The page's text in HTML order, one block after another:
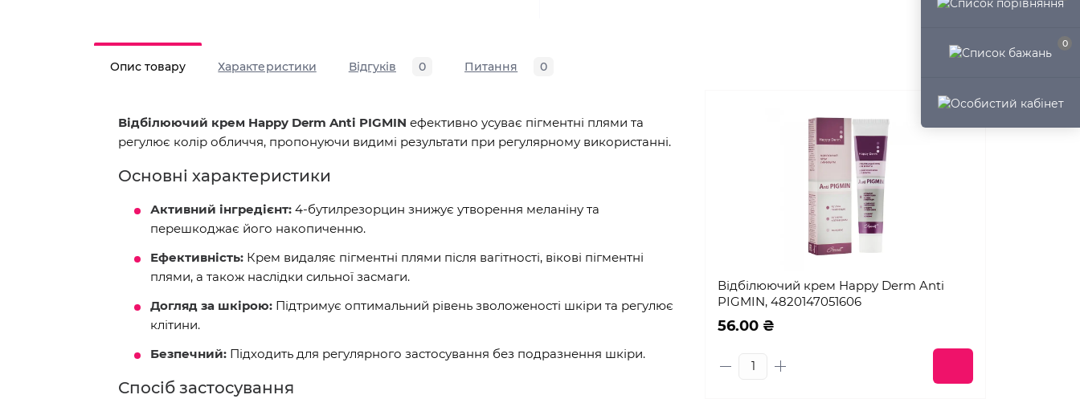
0
Опис товару Характеристики Відгуків 0 Питання 0
Відбілюючий крем Happy Derm Anti PIGMIN ефективно усуває пігментні плями та
регулює колір обличчя, пропонуючи видимі результати при регулярному використанні.
Основні характеристики
Активний інгредієнт: 4-бутилрезорцин знижує утворення меланіну та
перешкоджає його накопиченню.
Ефективність: Крем видаляє пігментні плями після вагітності, вікові пігментні
плями, а також наслідки сильної засмаги.
Догляд за шкірою: Підтримує оптимальний рівень зволоженості шкіри та регулює
клітини.
Безпечний: Підходить для регулярного застосування без подразнення шкіри.
Спосіб застосування
Відбілюючий крем Happy Derm Anti
PIGMIN, 4820147051606
56.00 ₴